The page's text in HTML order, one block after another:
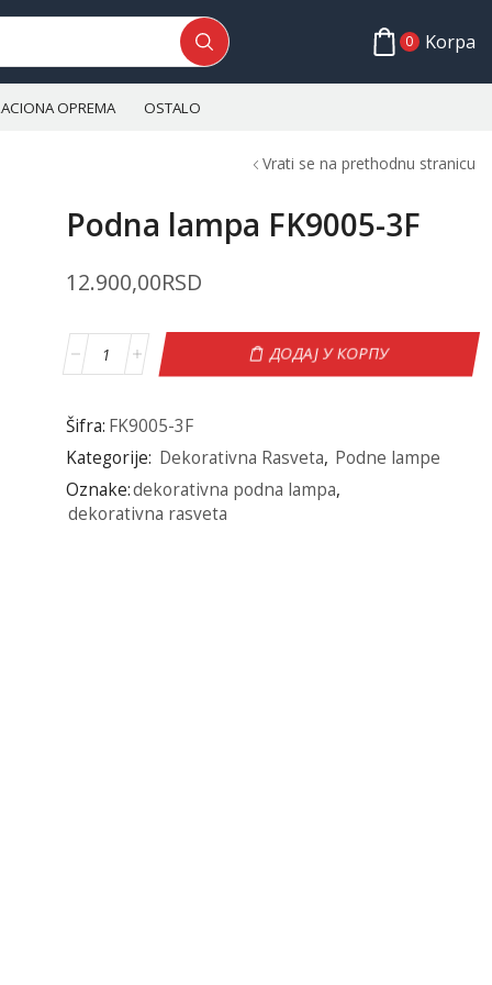
0 Korpa
OPREMA OSTALO
Vrati se na prethodnu stranicu
Podna lampa FK9005-3F
12.900,00RSD
ДОДАЈ У КОРПУ
Šifra: FK9005-3F
Kategorije: Dekorativna Rasveta, Podne lampe
Oznake:dekorativna podna lampa,
dekorativna rasveta